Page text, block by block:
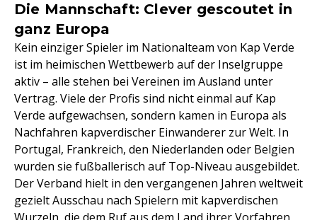
Die Mannschaft: Clever gescoutet in
ganz Europa
Kein einziger Spieler im Nationalteam von Kap Verde
ist im heimischen Wettbewerb auf der Inselgruppe
aktiv – alle stehen bei Vereinen im Ausland unter
Vertrag. Viele der Profis sind nicht einmal auf Kap
Verde aufgewachsen, sondern kamen in Europa als
Nachfahren kapverdischer Einwanderer zur Welt. In
Portugal, Frankreich, den Niederlanden oder Belgien
wurden sie fußballerisch auf Top-Niveau ausgebildet.
Der Verband hielt in den vergangenen Jahren weltweit
gezielt Ausschau nach Spielern mit kapverdischen